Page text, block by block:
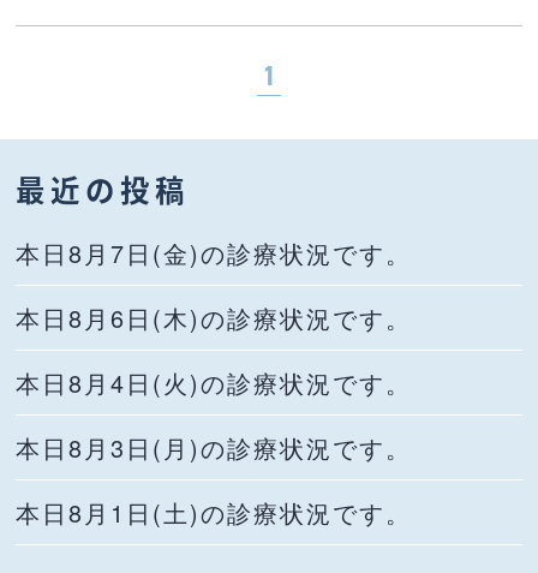
1
最近の投稿
本日8月7日(金)の診療状況です。
本日8月6日(木)の診療状況です。
本日8月4日(火)の診療状況です。
本日8月3日(月)の診療状況です。
本日8月1日(土)の診療状況です。